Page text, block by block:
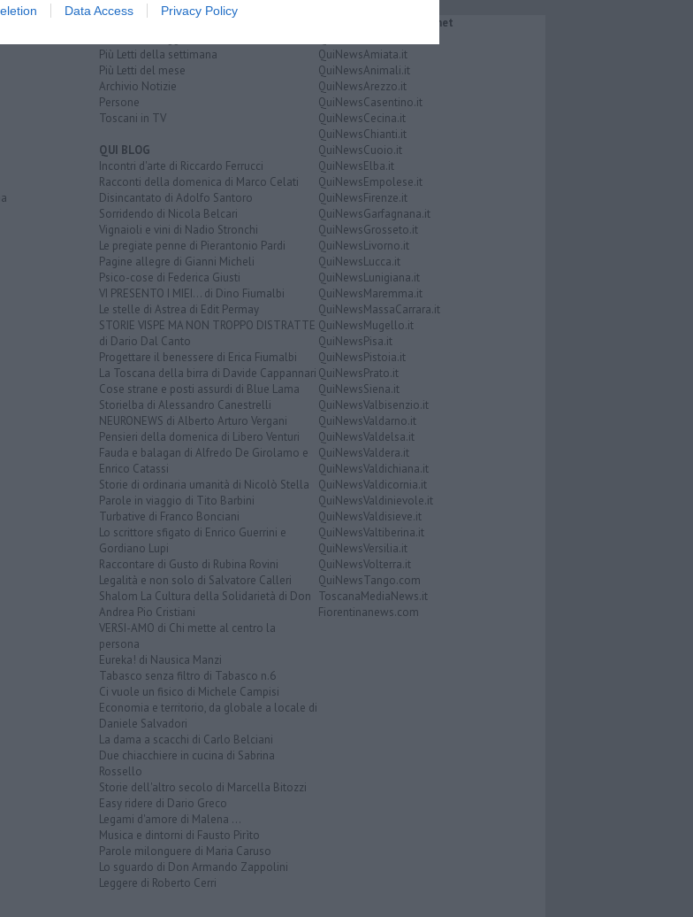
Data Access Privacy Policy
RUBRICHE
Più Letti della settimana
Più Letti del mese
Archivio Notizie
Persone
Toscani in TV
QUI BLOG
Incontri d'arte di Riccardo Ferrucci
Racconti della domenica di Marco Celati
Disincantato di Adolfo Santoro
Sorridendo di Nicola Belcari
Vignaioli e vini di Nadio Stronchi
Le pregiate penne di Pierantonio Pardi
Pagine allegre di Gianni Micheli
Psico-cose di Federica Giusti
VI PRESENTO I MIEI... di Dino Fiumalbi
Le stelle di Astrea di Edit Permay
STORIE VISPE MA NON TROPPO DISTRATTE
di Dario Dal Canto
Progettare il benessere di Erica Fiumalbi
La Toscana della birra di Davide Cappannari
Cose strane e posti assurdi di Blue Lama
Storielba di Alessandro Canestrelli
NEURONEWS di Alberto Arturo Vergani
Pensieri della domenica di Libero Venturi
Fauda e balagan di Alfredo De Girolamo e
Enrico Catassi
Storie di ordinaria umanità di Nicolò Stella
Parole in viaggio di Tito Barbini
Turbative di Franco Bonciani
Lo scrittore sfigato di Enrico Guerrini e
Gordiano Lupi
Raccontare di Gusto di Rubina Rovini
Legalità e non solo di Salvatore Calleri
Shalom La Cultura della Solidarietà di Don
Andrea Pio Cristiani
VERSI-AMO di Chi mette al centro la
persona
Eureka! di Nausica Manzi
Tabasco senza filtro di Tabasco n.6
Ci vuole un fisico di Michele Campisi
Economia e territorio, da globale a locale di
Daniele Salvadori
La dama a scacchi di Carlo Belciani
Due chiacchiere in cucina di Sabrina
Rossello
Storie dell'altro secolo di Marcella Bitozzi
Easy ridere di Dario Greco
Legami d'amore di Malena ...
Musica e dintorni di Fausto Pirìto
Parole milonguere di Maria Caruso
Lo sguardo di Don Armando Zappolini
Leggere di Roberto Cerri
IL NETWORK QuiNews.net
QuiNewsAmiata.it
QuiNewsAnimali.it
QuiNewsArezzo.it
QuiNewsCasentino.it
QuiNewsCecina.it
QuiNewsChianti.it
QuiNewsCuoio.it
QuiNewsElba.it
QuiNewsEmpolese.it
QuiNewsFirenze.it
QuiNewsGarfagnana.it
QuiNewsGrosseto.it
QuiNewsLivorno.it
QuiNewsLucca.it
QuiNewsLunigiana.it
QuiNewsMaremma.it
QuiNewsMassaCarrara.it
QuiNewsMugello.it
QuiNewsPisa.it
QuiNewsPistoia.it
QuiNewsPrato.it
QuiNewsSiena.it
QuiNewsValbisenzio.it
QuiNewsValdarno.it
QuiNewsValdelsa.it
QuiNewsValdera.it
QuiNewsValdichiana.it
QuiNewsValdicornia.it
QuiNewsValdinievole.it
QuiNewsValdisieve.it
QuiNewsValtiberina.it
QuiNewsVersilia.it
QuiNewsVolterra.it
QuiNewsTango.com
ToscanaMediaNews.it
Fiorentinanews.com